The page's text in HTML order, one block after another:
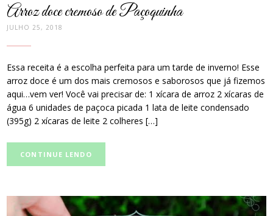
Arroz doce cremoso de Paçoquinha
JULHO 25, 2018
Essa receita é a escolha perfeita para um tarde de inverno! Esse
arroz doce é um dos mais cremosos e saborosos que já fizemos
aqui…vem ver! Você vai precisar de: 1 xícara de arroz 2 xícaras de
água 6 unidades de paçoca picada 1 lata de leite condensado
(395g) 2 xícaras de leite 2 colheres […]
CONTINUE LENDO
post